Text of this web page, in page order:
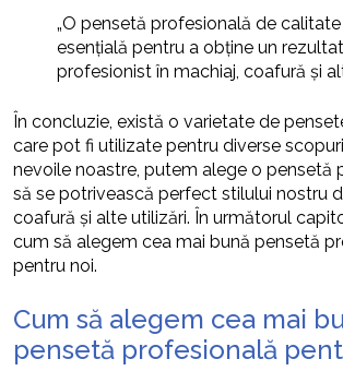
„O pensetă profesională de
esențială pentru a obține un rezultat
profesionist în machiaj, coafură și
În concluzie, există o varietate de
care pot fi utilizate pentru diverse
nevoile noastre, putem alege o pensetă
să se potrivească perfect stilului nostru
coafură și alte utilizări. În următorul
cum să alegem cea mai bună pensetă
pentru noi.
Cum să alegem cea mai
pensetă profesională